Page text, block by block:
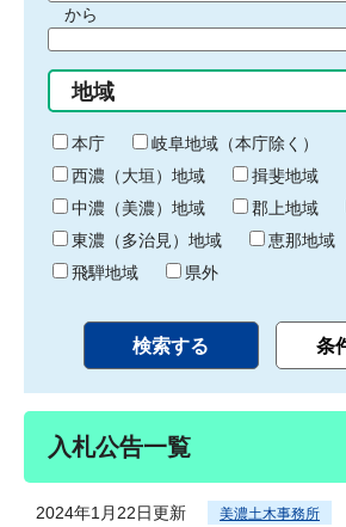
間
始
り
から
間
終
わ
り
地域
本庁
岐阜地域（本庁除く）
西濃（大垣）地域
揖斐地域
中濃（美濃）地域
郡上地域
東濃（多治見）地域
恵那地域
飛騨地域
県外
入札公告一覧
2024年1月22日更新 美濃土木事務所